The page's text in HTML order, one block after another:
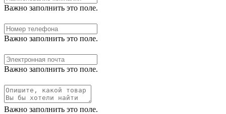
Важно заполнить это поле.
Важно заполнить это поле.
Важно заполнить это поле.
Важно заполнить это поле.